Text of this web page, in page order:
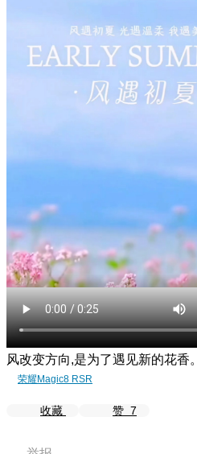
风改变方向,是为了遇见新的花香。
荣耀Magic8 RSR
收藏 赞 7